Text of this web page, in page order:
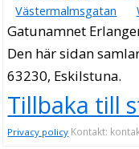
Västermalmsgatan
Gatunamnet
Den här sidan
63230, Eskilstuna.
Tillbaka till
Privacy policy Kontakt: